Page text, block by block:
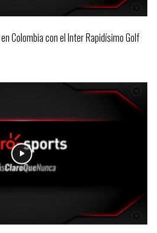
Colombia con el Inter Rapidísimo Golf